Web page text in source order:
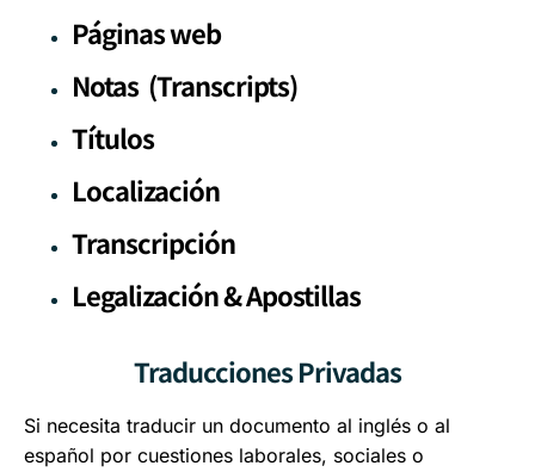
Páginas web
Notas (Transcripts)
Títulos
Localización
Transcripción
Legalización & Apostillas
Traducciones Privadas
Si necesita traducir un documento al inglés o al
español por cuestiones laborales, sociales o